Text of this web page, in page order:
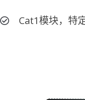
Cat1模块，特